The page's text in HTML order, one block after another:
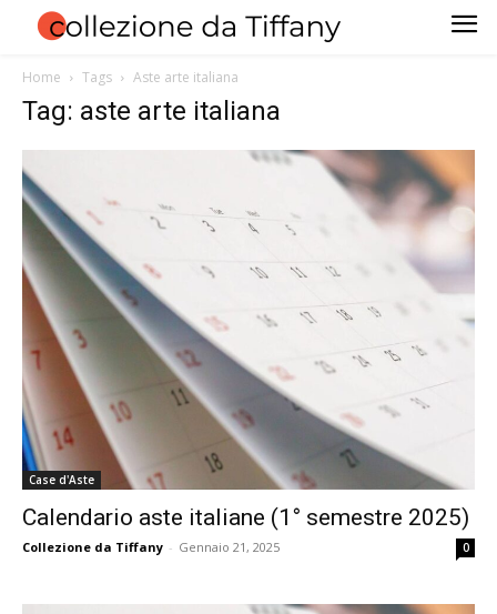
Home Tags Aste arte italiana
Tag: aste arte italiana
Case d'Aste
Calendario aste italiane (1° semestre 2025)
Collezione da Tiffany - Gennaio 21, 2025 0